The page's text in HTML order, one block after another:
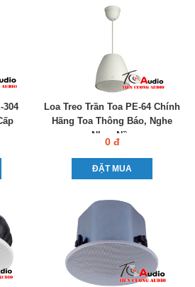
304
Loa Treo Trần Toa PE-64 Chính
Hãng Toa Thông Báo, Nghe
Nhạc Nền
0 đ
ĐẶT MUA